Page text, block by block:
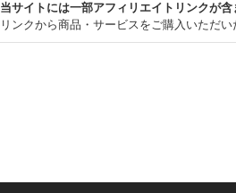
当サイトには一部アフィリエイトリンクが含
リンクから商品・サービスをご購入いただ